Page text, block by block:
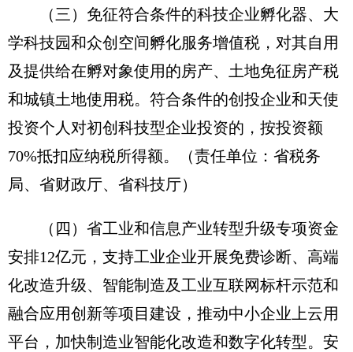
（三）免征符合条件的科技企业孵化器、大
学科技园和众创空间孵化服务增值税，对其自用
及提供给在孵对象使用的房产、土地免征房产税
和城镇土地使用税。符合条件的创投企业和天使
投资个人对初创科技型企业投资的，按投资额
70%抵扣应纳税所得额。
（责任单位：省税务
局、省财政厅、省科技厅）
（四）省工业和信息产业转型升级专项资金
安排12亿元，支持工业企业开展免费诊断、高端
化改造升级、智能制造及工业互联网标杆示范和
融合应用创新等项目建设，推动中小企业上云用
平台，加快制造业智能化改造和数字化转型。安